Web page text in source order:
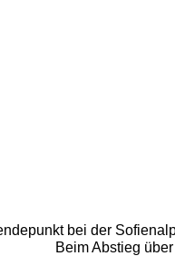
bei der
Beim Abstieg